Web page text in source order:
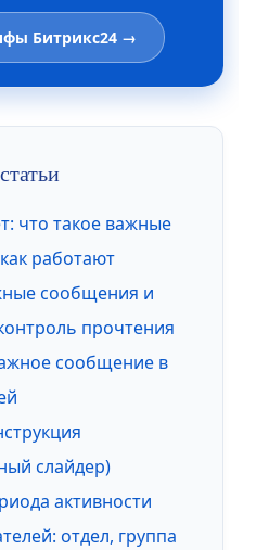
Битрикс24 →
что такое важные
работают
сообщения и
прочтения
сообщение в
слайдер)
активности
отдел, группа